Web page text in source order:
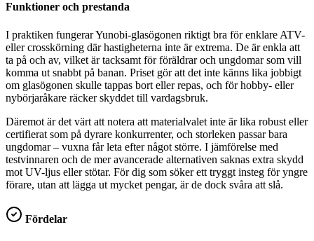
Funktioner och prestanda
I praktiken fungerar Yunobi-glasögonen riktigt bra för enklare ATV-
eller crosskörning där hastigheterna inte är extrema. De är enkla att
ta på och av, vilket är tacksamt för föräldrar och ungdomar som vill
komma ut snabbt på banan. Priset gör att det inte känns lika jobbigt
om glasögonen skulle tappas bort eller repas, och för hobby- eller
nybörjaråkare räcker skyddet till vardagsbruk.
Däremot är det värt att notera att materialvalet inte är lika robust eller
certifierat som på dyrare konkurrenter, och storleken passar bara
ungdomar – vuxna får leta efter något större. I jämförelse med
testvinnaren och de mer avancerade alternativen saknas extra skydd
mot UV-ljus eller stötar. För dig som söker ett tryggt insteg för yngre
förare, utan att lägga ut mycket pengar, är de dock svåra att slå.
Fördelar